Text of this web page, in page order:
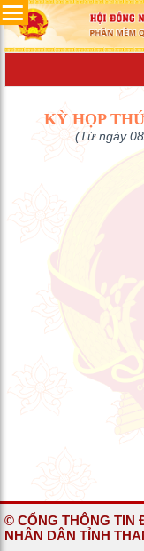
KỲ HỌP
(Từ ngày
© CỔNG THÔNG TIN
NHÂN DÂN TỈNH